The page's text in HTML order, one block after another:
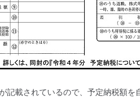
記載されているので、予定納税額を